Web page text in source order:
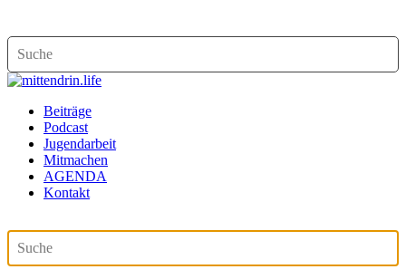
Beiträge
Podcast
Jugendarbeit
Mitmachen
AGENDA
Kontakt